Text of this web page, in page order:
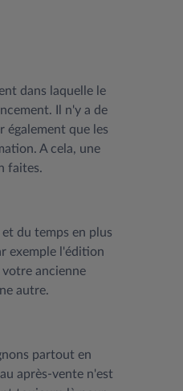
dans laquelle le
Il n'y a de
également que les
A cela, une
faites.
du temps en plus
exemple l'édition
ancienne
autre.
partout en
après-vente n'est